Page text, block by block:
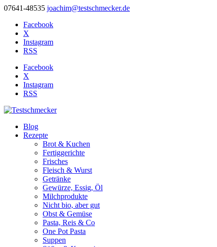
07641-48535 joachim@testschmecker.de
Facebook
X
Instagram
RSS
Facebook
X
Instagram
RSS
Blog
Rezepte
Brot & Kuchen
Fertiggerichte
Frisches
Fleisch & Wurst
Getränke
Gewürze, Essig, Öl
Milchprodukte
Nicht bio, aber gut
Obst & Gemüse
Pasta, Reis & Co
One Pot Pasta
Suppen